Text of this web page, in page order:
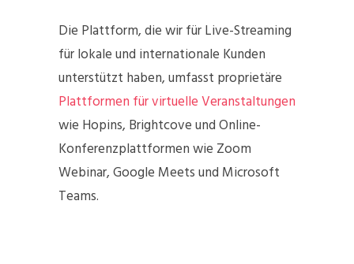
Die Plattform, die wir für Live-Streaming
für lokale und internationale Kunden
unterstützt haben, umfasst proprietäre
Plattformen für virtuelle Veranstaltungen
wie Hopins, Brightcove und Online-
Konferenzplattformen wie Zoom
Webinar, Google Meets und Microsoft
Teams.